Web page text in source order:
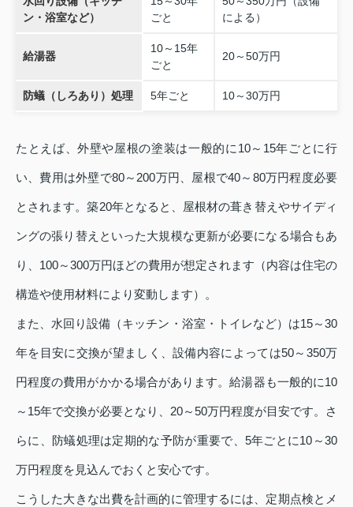
ン・浴室など）
ごと
による）
給湯器
10～15年
ごと
20～50万円
防蟻（しろあり）処理 5年ごと 10～30万円
たとえば、外壁や屋根の塗装は一般的に10～15年ごとに行
い、費用は外壁で80～200万円、屋根で40～80万円程度必要
とされます。築20年となると、屋根材の葺き替えやサイディ
ングの張り替えといった大規模な更新が必要になる場合もあ
り、100～300万円ほどの費用が想定されます（内容は住宅の
構造や使用材料により変動します）。
また、水回り設備（キッチン・浴室・トイレなど）は15～30
年を目安に交換が望ましく、設備内容によっては50～350万
円程度の費用がかかる場合があります。給湯器も一般的に10
～15年で交換が必要となり、20～50万円程度が目安です。さ
らに、防蟻処理は定期的な予防が重要で、5年ごとに10～30
万円程度を見込んでおくと安心です。
こうした大きな出費を計画的に管理するには、定期点検とメ